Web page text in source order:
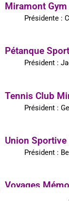
Miramont Gym
Présidente :
Pétanque
Président :
Tennis Club
Président :
Union
Président :
Voyages
Présidente :